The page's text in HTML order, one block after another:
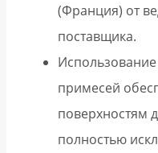
(Франция) от
поставщика.
примесей
поверхностям
полностью